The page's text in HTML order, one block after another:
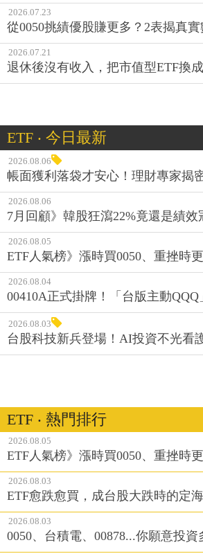
2026.07.23
從0050挑績優股賺更多？2表揭真
2026.07.21
退休後沒有收入，把市值型ETF換
ETF ‧ 今日最新
2026.08.06
帳面獲利落袋才安心！理財專家揭
2026.08.06
7月回顧》韓股狂瀉22%竟還是績
2026.08.05
ETF人氣榜》漲時買0050、重挫時
2026.08.04
00410A正式掛牌！「台版主動
2026.08.03
台股科技新兵登場！AI投資不光看
ETF ‧ 熱門排行
2026.08.05
ETF人氣榜》漲時買0050、重挫時
2026.08.03
ETF愈跌愈買，成台股大跌時的定
2026.08.03
0050、台積電、00878...你願意投